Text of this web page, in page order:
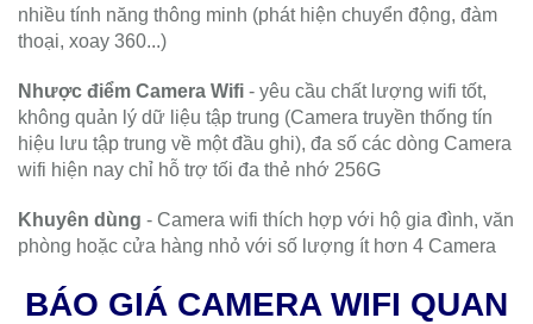
nhiều tính năng thông minh (phát hiện chuyển động, đàm
thoại, xoay 360...)
Nhược điểm Camera Wifi - yêu cầu chất lượng wifi tốt,
không quản lý dữ liệu tập trung (Camera truyền thống tín
hiệu lưu tập trung về một đầu ghi), đa số các dòng Camera
wifi hiện nay chỉ hỗ trợ tối đa thẻ nhớ 256G
Khuyên dùng - Camera wifi thích hợp với hộ gia đình, văn
phòng hoặc cửa hàng nhỏ với số lượng ít hơn 4 Camera
BÁO GIÁ CAMERA WIFI QUAN